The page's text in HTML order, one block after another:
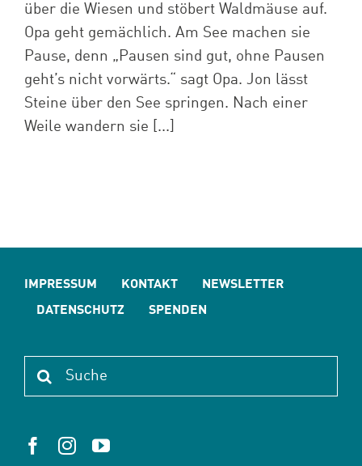
über die Wiesen und stöbert Waldmäuse auf.
Opa geht gemächlich. Am See machen sie
Pause, denn „Pausen sind gut, ohne Pausen
geht’s nicht vorwärts.“ sagt Opa. Jon lässt
Steine über den See springen. Nach einer
Weile wandern sie [...]
IMPRESSUM KONTAKT
NEWSLETTER
DATENSCHUTZ
SPENDEN
Suche